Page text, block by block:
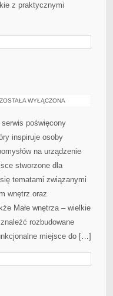
z praktycznymi
DIY
PROJEKTY
ZOSTAŁA WYŁĄCZONA
poświęcony
inspiruje osoby
na urządzenie
stworzone dla
tematami związanymi
wnętrz oraz
Małe wnętrza – wielkie
rozbudowane
miejsce do […]